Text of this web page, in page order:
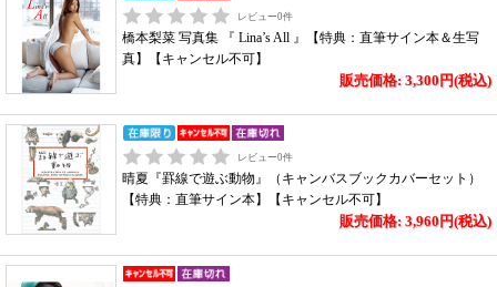
レビュー0件
橋本梨菜 写真集 『 Lina’s All 』【特典：直筆サイン本＆生写
真】【キャンセル不可】
販売価格: 3,300円(税込)
レビュー0件
晴夏『罫線で遊ぶ動物』（キャンバスブックカバーセット）
【特典：直筆サイン本】【キャンセル不可】
販売価格: 3,960円(税込)